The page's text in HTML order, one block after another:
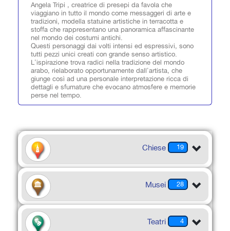
Angela Tripi , creatrice di presepi da favola che
viaggiano in tutto il mondo come messaggeri di arte e
tradizioni, modella statuine artistiche in terracotta e
stoffa che rappresentano una panoramica affascinante
nel mondo dei costumi antichi.
Questi personaggi dai volti intensi ed espressivi, sono
tutti pezzi unici creati con grande senso artistico.
L'ispirazione trova radici nella tradizione del mondo
arabo, rielaborato opportunamente dall'artista, che
giunge così ad una personale interpretazione ricca di
dettagli e sfumature che evocano atmosfere e memorie
perse nel tempo.
19
Chiese
28
Musei
4
Teatri